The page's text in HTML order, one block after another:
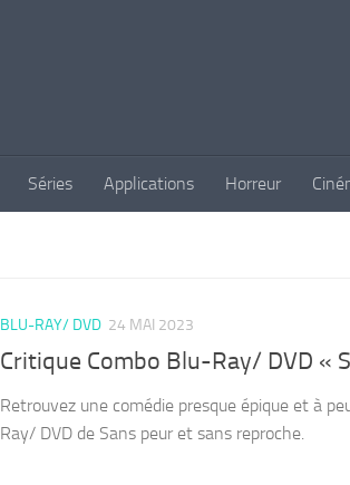
Séries Applications Horreur
BLU-RAY/ DVD 24 MAI 2023
Critique Combo Blu-Ray/ DVD «
Retrouvez une comédie presque épique et à
Ray/ DVD de Sans peur et sans reproche.